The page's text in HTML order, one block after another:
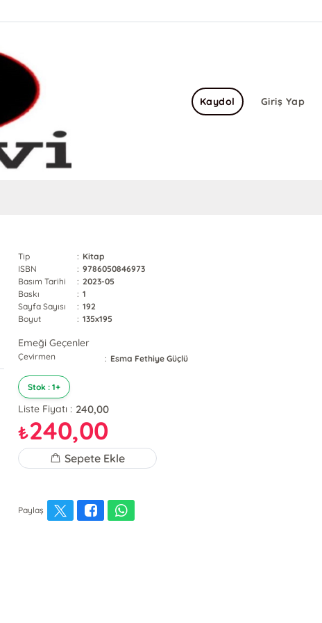
Giriş Yap
Kaydol
Tip : Kitap
ISBN
: 9786050846973
Basım Tarihi
: 2023-05
Baskı
: 1
Sayfa Sayısı
: 192
Boyut
: 135x195
Emeği Geçenler
Çevirmen : Esma Fethiye Güçlü
Stok : 1+
Liste Fiyatı : 240,00
₺240,00
Sepete Ekle
Paylaş